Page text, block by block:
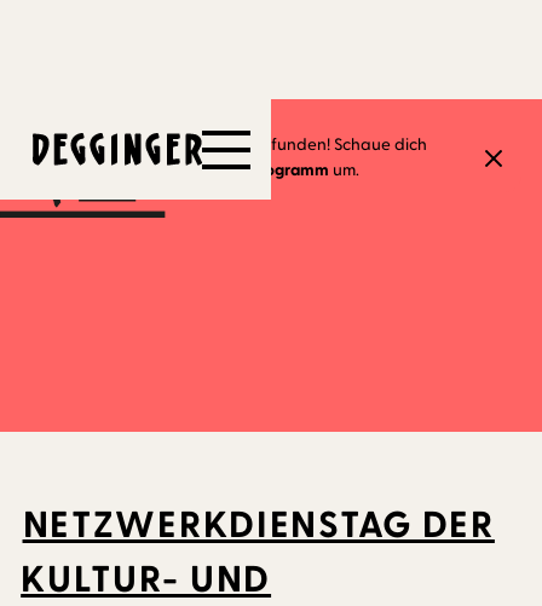
Dieses Event hat schon stattgefunden! Schaue dich
gerne in unseremaktuellen Programm um.
28.11.2023
NETZWERKDIENSTAG DER
KULTUR- UND